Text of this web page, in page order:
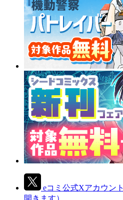
eコミ公式Xアカウント
開きます）